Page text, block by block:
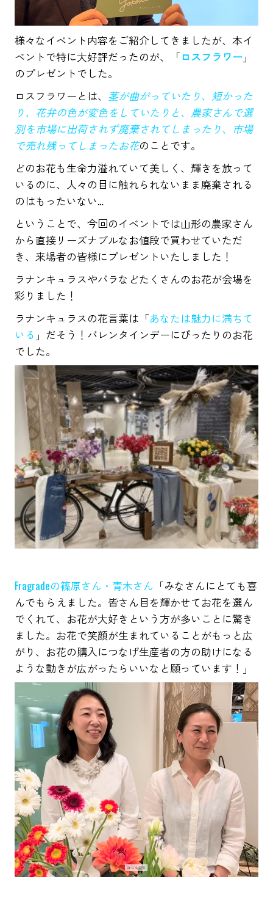
様々なイベント内容をご紹介してきましたが、本イ
ベントで特に大好評だったのが、「ロスフラワー」
のプレゼントでした。
ロスフラワーとは、 茎が曲がっていたり、短かった
り、花弁の色が変色をしていたりと、農家さんで選
別を市場に出荷されず廃棄されてしまったり、市場
で売れ残ってしまったお花のことです。
どのお花も生命力溢れていて美しく、輝きを放って
いるのに、人々の目に触れられないまま廃棄される
のはもったいない…
ということで、今回のイベントでは山形の農家さん
から直接リーズナブルなお値段で買わせていただ
き、来場者の皆様にプレゼントいたしました！
ラナンキュラスやバラなどたくさんのお花が会場を
彩りました！
ラナンキュラスの花言葉は「あなたは魅力に満ちて
いる 」だそう！バレンタインデーにぴったりのお花
でした。
Fragradeの篠原さん・青木さん 「みなさんにとても喜
んでもらえました。皆さん目を輝かせてお花を選ん
でくれて、お花が大好きという方が多いことに驚き
ました。お花で笑顔が生まれていることがもっと広
がり、お花の購入につなげ生産者の方の助けになる
ような動きが広がったらいいなと願っています！」